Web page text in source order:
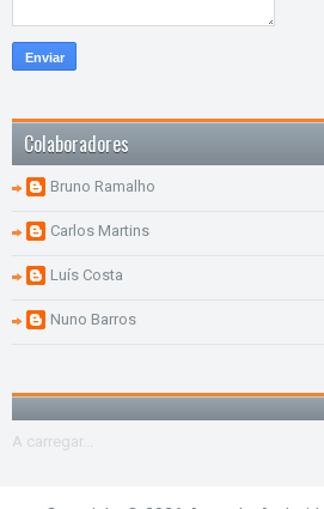
Colaboradores
Bruno Ramalho
Carlos Martins
Luís Costa
Nuno Barros
A carregar...